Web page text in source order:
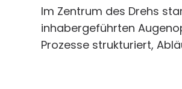
Im Zentrum des Drehs
inhabergeführten
Prozesse strukturiert,